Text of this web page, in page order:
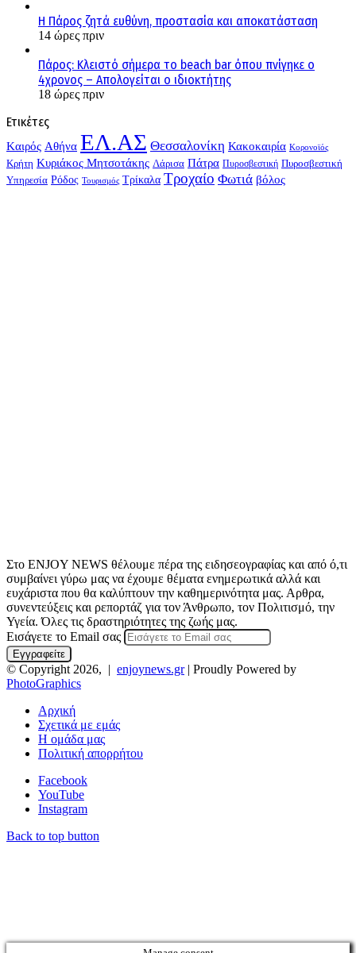
Η Πάρος ζητά ευθύνη, προστασία και αποκατάσταση
14 ώρες πριν
Πάρος: Κλειστό σήμερα το beach bar όπου πνίγηκε ο
4χρονος – Απολογείται ο ιδιοκτήτης
18 ώρες πριν
Ετικέτες
Kαιρός Αθήνα ΕΛ.ΑΣ Θεσσαλονίκη Κακοκαιρία Κορονοϊός
Κρήτη Κυριάκος Μητσοτάκης Λάρισα Πάτρα Πυροσβεστική Πυροσβεστική
Υπηρεσία Ρόδος Τουρισμός Τρίκαλα Τροχαίο Φωτιά βόλος
Στο ENJOY NEWS θέλουμε πέρα της ειδησεογραφίας και από ό,τι
συμβαίνει γύρω μας να έχουμε θέματα ενημερωτικά αλλά και
ευχάριστα που θα καλύπτουν την καθημερινότητα μας. Αρθρα,
συνεντεύξεις και ρεπορτάζ για τον Άνθρωπο, τον Πολιτισμό, την
Υγεία. Όλες τις δραστηριότητες της ζωής μας.
Εισάγετε το Email σας
© Copyright 2026, | enjoynews.gr| Proudly Powered by
PhotoGraphics
Αρχική
Σχετικά με εμάς
Η ομάδα μας
Πολιτική απορρήτου
Facebook
YouTube
Instagram
Back to top button